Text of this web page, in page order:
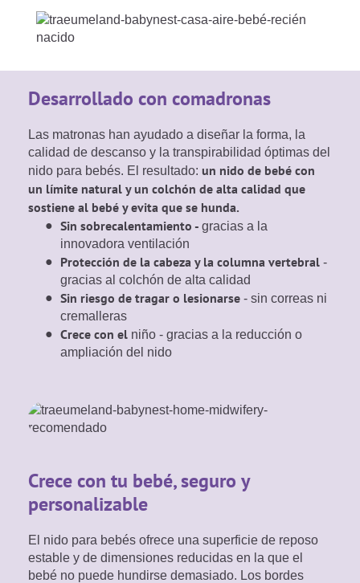
Desarrollado con comadronas
Las matronas han ayudado a diseñar la forma, la
calidad de descanso y la transpirabilidad óptimas del
nido para bebés. El resultado: un nido de bebé con
un límite natural y un colchón de alta calidad que
sostiene al bebé y evita que se hunda.
Sin sobrecalentamiento - gracias a la
innovadora ventilación
Protección de la cabeza y la columna vertebral -
gracias al colchón de alta calidad
Sin riesgo de tragar o lesionarse - sin correas ni
cremalleras
Crece con el niño - gracias a la reducción o
ampliación del nido
Crece con tu bebé, seguro y
personalizable
El nido para bebés ofrece una superficie de reposo
estable y de dimensiones reducidas en la que el
bebé no puede hundirse demasiado. Los bordes